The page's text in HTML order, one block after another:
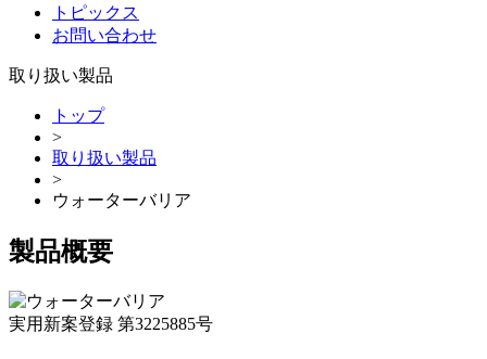
トピックス
お問い合わせ
取り扱い製品
トップ
>
取り扱い製品
>
ウォーターバリア
製品概要
実用新案登録 第3225885号